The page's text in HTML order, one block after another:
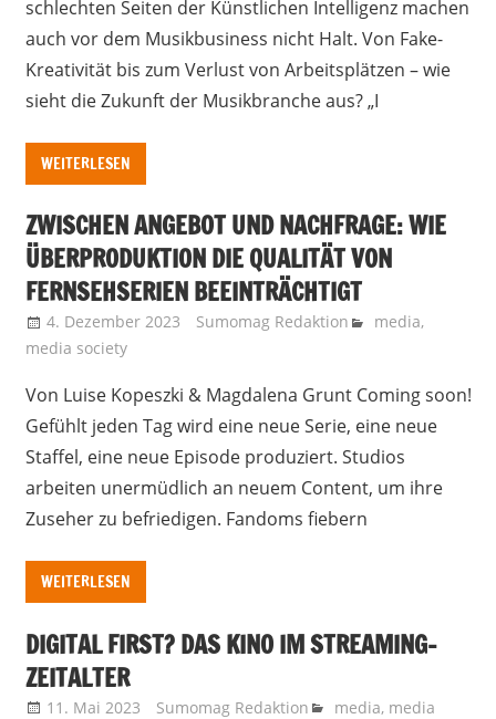
schlechten Seiten der Künstlichen Intelligenz machen
auch vor dem Musikbusiness nicht Halt. Von Fake-
Kreativität bis zum Verlust von Arbeitsplätzen – wie
sieht die Zukunft der Musikbranche aus? „I
WEITERLESEN
ZWISCHEN ANGEBOT UND NACHFRAGE: WIE
ÜBERPRODUKTION DIE QUALITÄT VON
FERNSEHSERIEN BEEINTRÄCHTIGT
4. Dezember 2023 Sumomag Redaktion media,
media society
Von Luise Kopeszki & Magdalena Grunt Coming soon!
Gefühlt jeden Tag wird eine neue Serie, eine neue
Staffel, eine neue Episode produziert. Studios
arbeiten unermüdlich an neuem Content, um ihre
Zuseher zu befriedigen. Fandoms fiebern
WEITERLESEN
DIGITAL FIRST? DAS KINO IM STREAMING-
ZEITALTER
11. Mai 2023 Sumomag Redaktion media, media